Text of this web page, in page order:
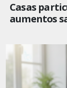
Casas
aumentos